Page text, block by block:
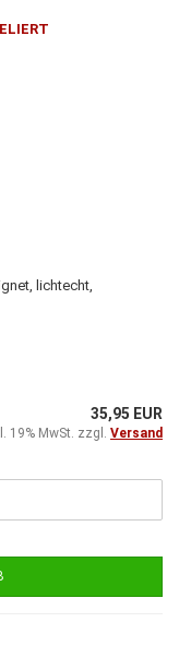
lichtecht,
35,95 EUR
19% MwSt. zzgl. Versand